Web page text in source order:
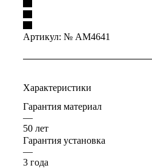
Артикул: № AM4641
Характеристики
Гарантия материал
—
50 лет
Гарантия установка
—
3 года